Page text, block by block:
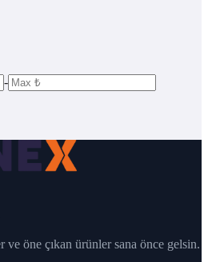
-
öne çıkan ürünler sana önce gelsin.